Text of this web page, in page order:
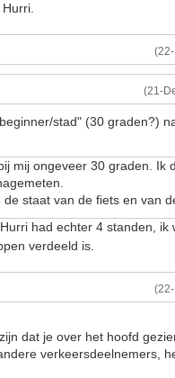
(21-
stad" (30 graden?)
mij ongeveer 30 graden. Ik
staat van de fiets en van
had echter 4 standen, ik
verdeeld is.
dat je over het hoofd
verkeersdeelnemers,